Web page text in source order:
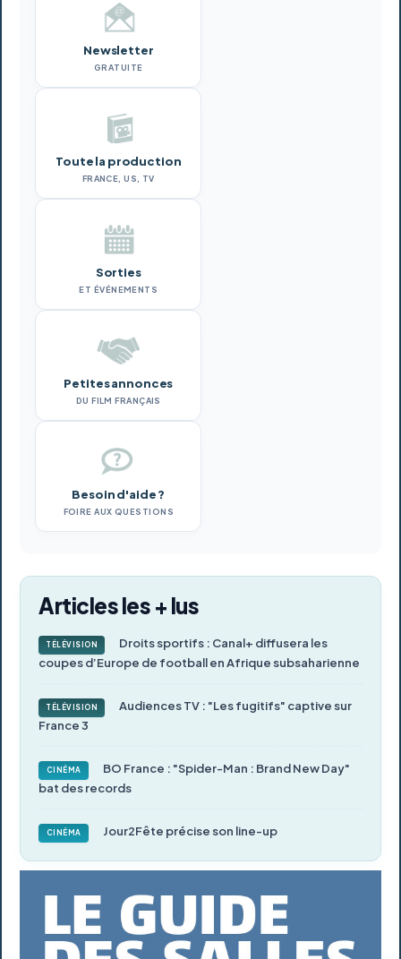
Newsletter
GRATUITE
Toute la production
FRANCE, US, TV
Sorties
ET ÉVÉNEMENTS
Petites annonces
DU FILM FRANÇAIS
Besoin d'aide ?
FOIRE AUX QUESTIONS
Articles les + lus
TÉLÉVISION
Droits sportifs : Canal+ diffusera les
coupes d’Europe de football en Afrique subsaharienne
TÉLÉVISION
Audiences TV : "Les fugitifs" captive sur
France 3
CINÉMA
BO France : "Spider-Man : Brand New Day"
bat des records
CINÉMA Jour2Fête précise son line-up